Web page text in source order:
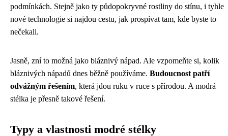
podmínkách. Stejně jako ty půdopokryvné rostliny do stínu, i tyhle
nové technologie si najdou cestu, jak prospívat tam, kde byste to
nečekali.
Jasně, zní to možná jako bláznivý nápad. Ale vzpomeňte si, kolik
bláznivých nápadů dnes běžně používáme. Budoucnost patří
odvážným řešením, která jdou ruku v ruce s přírodou. A modrá
stélka je přesně takové řešení.
Typy a vlastnosti modré stélky